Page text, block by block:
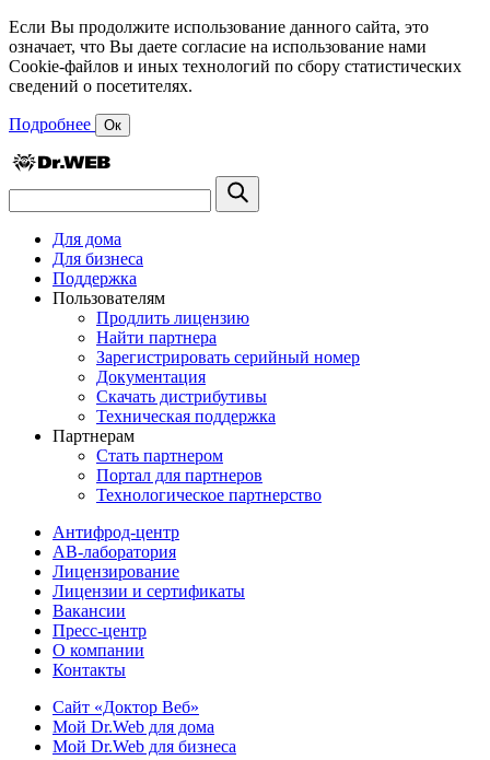
Если Вы продолжите использование данного сайта, это
означает, что Вы даете согласие на использование нами
Cookie-файлов и иных технологий по сбору статистических
сведений о посетителях.
Подробнее Ок
Для дома
Для бизнеса
Поддержка
Пользователям
Продлить лицензию
Найти партнера
Зарегистрировать серийный номер
Документация
Скачать дистрибутивы
Техническая поддержка
Партнерам
Стать партнером
Портал для партнеров
Технологическое партнерство
Антифрод-центр
АВ-лаборатория
Лицензирование
Лицензии и сертификаты
Вакансии
Пресс-центр
О компании
Контакты
Сайт «Доктор Веб»
Мой Dr.Web для дома
Мой Dr.Web для бизнеса